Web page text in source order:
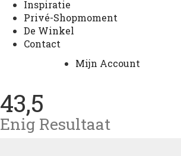
Inspiratie
Privé-Shopmoment
De Winkel
Contact
Mijn Account
43,5
Enig Resultaat